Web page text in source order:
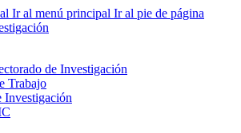
Ir al menú principal Ir al pie de página
de Investigación
Trabajo
Investigación